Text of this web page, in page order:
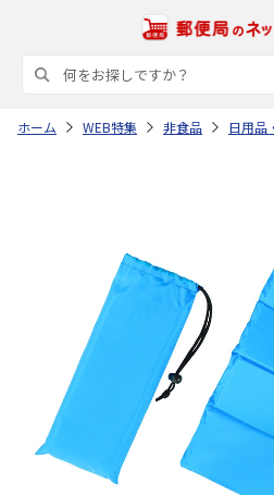
ホーム WEB特集 非食品 日用品